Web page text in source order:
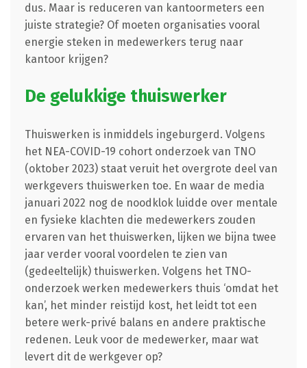
dus. Maar is reduceren van kantoormeters een
juiste strategie? Of moeten organisaties vooral
energie steken in medewerkers terug naar
kantoor krijgen?
De gelukkige thuiswerker
Thuiswerken is inmiddels ingeburgerd. Volgens
het NEA-COVID-19 cohort onderzoek van TNO
(oktober 2023) staat veruit het overgrote deel van
werkgevers thuiswerken toe. En waar de media
januari 2022 nog de noodklok luidde over mentale
en fysieke klachten die medewerkers zouden
ervaren van het thuiswerken, lijken we bijna twee
jaar verder vooral voordelen te zien van
(gedeeltelijk) thuiswerken. Volgens het TNO-
onderzoek werken medewerkers thuis ‘omdat het
kan’, het minder reistijd kost, het leidt tot een
betere werk-privé balans en andere praktische
redenen. Leuk voor de medewerker, maar wat
levert dit de werkgever op?